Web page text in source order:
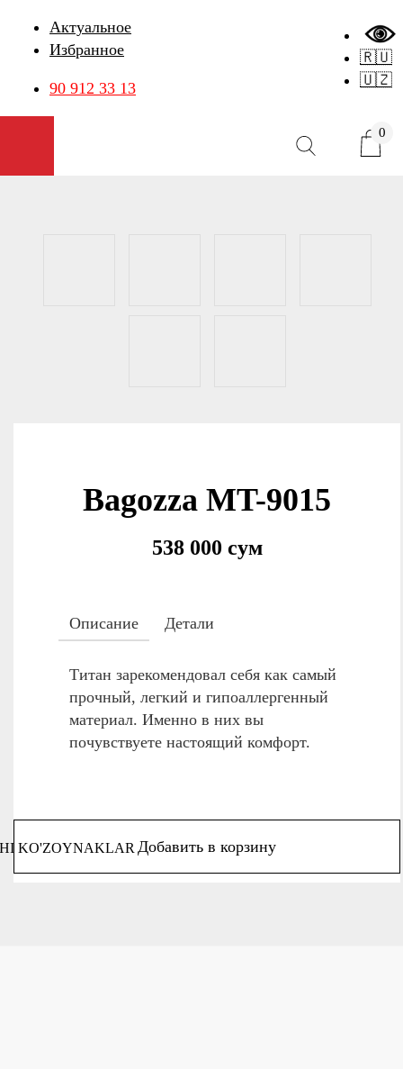
Актуальное
Избранное
90 912 33 13
🇷🇺
🇺🇿
0
KO'ZOYNAKLAR
Bagozza MT-9015
538 000 сум
Описание Детали
Титан зарекомендовал себя как самый
прочный, легкий и гипоаллергенный
материал. Именно в них вы
почувствуете настоящий комфорт.
Добавить в корзину